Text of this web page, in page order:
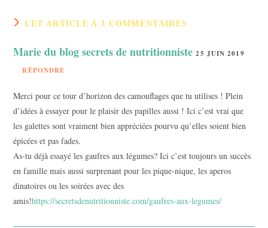
CET ARTICLE A 3 COMMENTAIRES
Marie du blog secrets de nutritionniste 25 JUIN 2019
RÉPONDRE
Merci pour ce tour d’horizon des camouflages que tu utilises ! Plein
d’idées à essayer pour le plaisir des papilles aussi ! Ici c’est vrai que
les galettes sont vraiment bien appréciées pourvu qu’elles soient bien
épicées et pas fades.
As-tu déjà essayé les gaufres aux légumes? Ici c’est toujours un succès
en famille mais aussi surprenant pour les pique-nique, les aperos
dinatoires ou les soirées avec des
amis!https://secretsdenutritionniste.com/gaufres-aux-legumes/